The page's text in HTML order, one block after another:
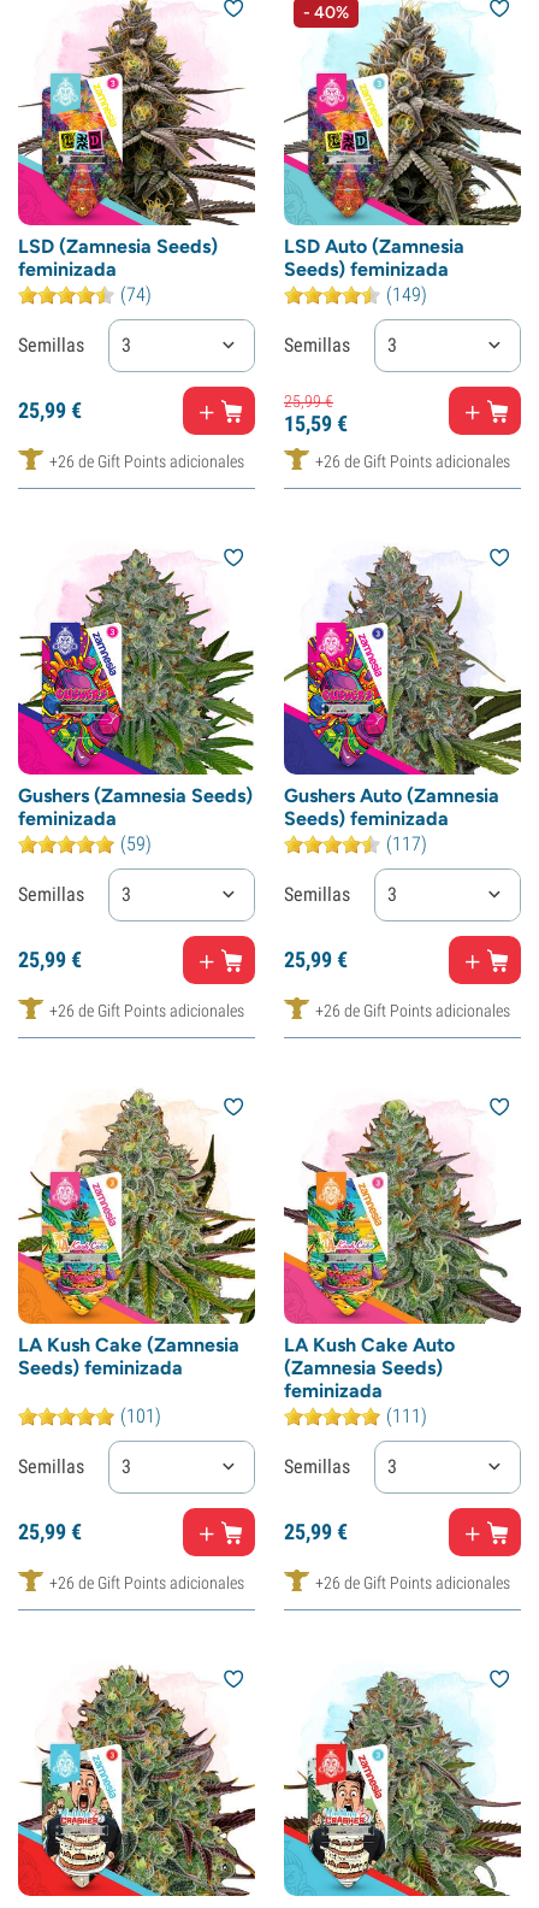
LSD (Zamnesia Seeds)
feminizada
(74)
Semillas 3
25,99€
+26 de Gift Points adicionales
- 40%
LSD Auto (Zamnesia
Seeds) feminizada
(149)
Semillas 3
25,99€
15,59€
+26 de Gift Points adicionales
Gushers (Zamnesia Seeds)
feminizada
(59)
Semillas 3
25,99€
+26 de Gift Points adicionales
Gushers Auto (Zamnesia
Seeds) feminizada
(117)
Semillas 3
25,99€
+26 de Gift Points adicionales
LA Kush Cake (Zamnesia
Seeds) feminizada
(101)
Semillas 3
25,99€
+26 de Gift Points adicionales
LA Kush Cake Auto
(Zamnesia Seeds)
feminizada
(111)
Semillas 3
25,99€
+26 de Gift Points adicionales